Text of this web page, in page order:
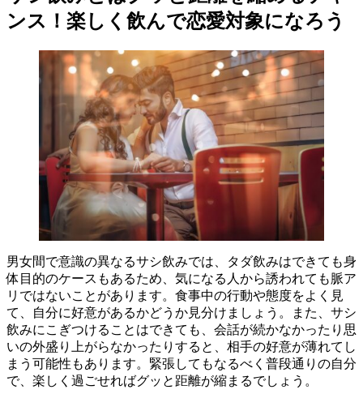
ンス！楽しく飲んで恋愛対象になろう
男女間で意識の異なるサシ飲みでは、タダ飲みはできても身
体目的のケースもあるため、気になる人から誘われても脈ア
リではないことがあります。食事中の行動や態度をよく見
て、自分に好意があるかどうか見分けましょう。また、サシ
飲みにこぎつけることはできても、会話が続かなかったり思
いの外盛り上がらなかったりすると、相手の好意が薄れてし
まう可能性もあります。緊張してもなるべく普段通りの自分
で、楽しく過ごせればグッと距離が縮まるでしょう。